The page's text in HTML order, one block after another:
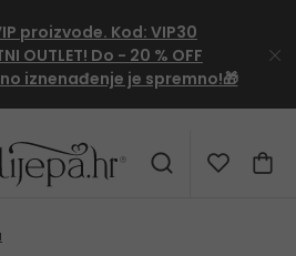
proizvode. Kod: VIP30
OUTLET! Do - 20 % OFF
iznenađenje je spremno!🎁